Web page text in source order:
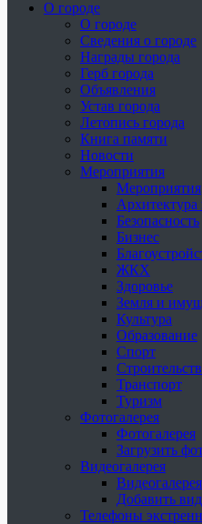
О городе
О городе
Сведения о городе
Награды города
Герб города
Объявления
Устав города
Летопись города
Книга памяти
Новости
Мероприятия
Мероприятия
Архитектура
Безопасность
Бизнес
ЖКХ
Здоровье
Земля и
Культура
Образование
Спорт
Транспорт
Туризм
Фотогалерея
Фотогалерея
Загрузить
Видеогалерея
Видеогалерея
Добавить
Телефоны